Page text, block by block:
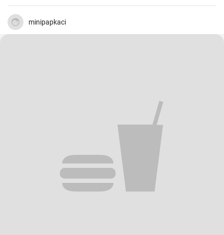
minipapkaci